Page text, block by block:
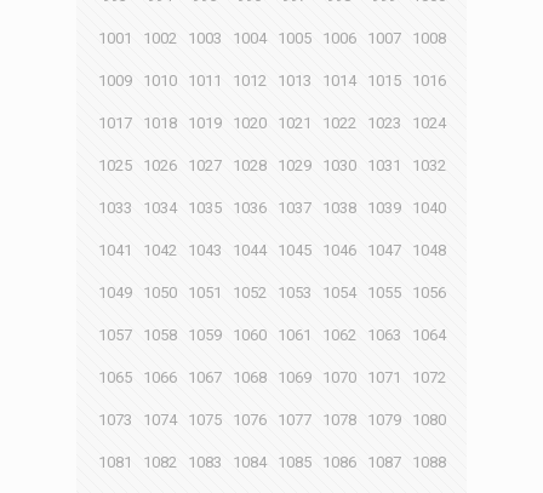
1001 1002 1003 1004 1005 1006 1007 1008
1009 1010 1011 1012 1013 1014 1015 1016
1017 1018 1019 1020 1021 1022 1023 1024
1025 1026 1027 1028 1029 1030 1031 1032
1033 1034 1035 1036 1037 1038 1039 1040
1041 1042 1043 1044 1045 1046 1047 1048
1049 1050 1051 1052 1053 1054 1055 1056
1057 1058 1059 1060 1061 1062 1063 1064
1065 1066 1067 1068 1069 1070 1071 1072
1073 1074 1075 1076 1077 1078 1079 1080
1081 1082 1083 1084 1085 1086 1087 1088